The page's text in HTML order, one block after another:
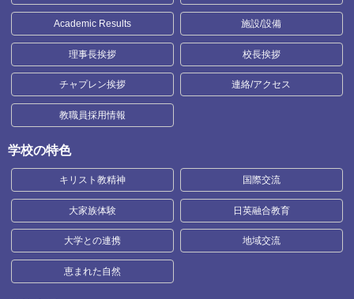
Academic Results 施設/設備
理事長挨拶 校長挨拶
チャプレン挨拶 連絡/アクセス
教職員採用情報
学校の特色
キリスト教精神 国際交流
大家族体験 日英融合教育
大学との連携 地域交流
恵まれた自然